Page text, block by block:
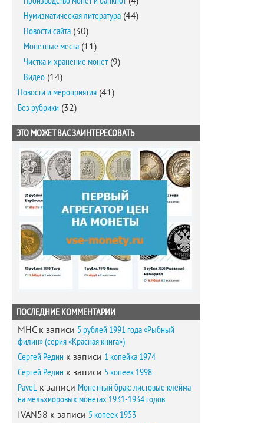
Нумизматическая литература (44)
Новости сайта (30)
Монетные места (11)
Чистка и хранение монет(9)
Видео (14)
Новости и мероприятия (41)
Без рубрики (32)
ЭТО МОЖЕТ ВАС ЗАИНТЕРЕСОВАТЬ
ПОСЛЕДНИЕ КОММЕНТАРИИ
MHCк записи 5 рублей 1991 года «Рыбный
филин» (серия «Красная книга»)
Сергей Редин к записи 1 копейка 1974
Сергей Редин к записи 5 копеек 1998
PaveL к записи Монетный брак: листовые клейма
на мельхиоровых монетах 1931-1934 годов
IVAN58 к записи 5 копеек 1953